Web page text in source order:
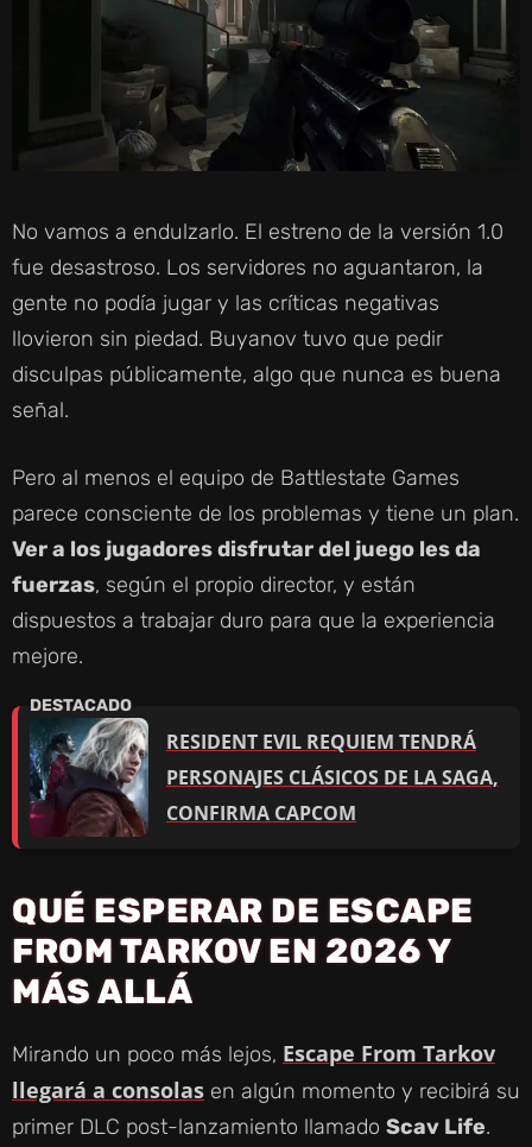
No vamos a endulzarlo. El estreno de la versión 1.0
fue desastroso. Los servidores no aguantaron, la
gente no podía jugar y las críticas negativas
llovieron sin piedad. Buyanov tuvo que pedir
disculpas públicamente, algo que nunca es buena
señal.
Pero al menos el equipo de Battlestate Games
parece consciente de los problemas y tiene un plan.
Ver a los jugadores disfrutar del juego les da
fuerzas, según el propio director, y están
dispuestos a trabajar duro para que la experiencia
mejore.
RESIDENT EVIL REQUIEM TENDRÁ
PERSONAJES CLÁSICOS DE LA SAGA,
CONFIRMA CAPCOM
QUÉ ESPERAR DE ESCAPE
FROM TARKOV EN 2026 Y
MÁS ALLÁ
Mirando un poco más lejos, Escape From Tarkov
llegará a consolas en algún momento y recibirá su
primer DLC post-lanzamiento llamado Scav Life.